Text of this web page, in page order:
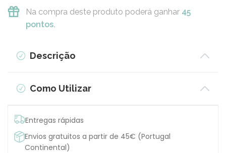
Na compra deste produto poderá ganhar 45
pontos.
Descrição
Como Utilizar
Entregas rápidas
Envios gratuitos a partir de 45€ (Portugal
Continental)